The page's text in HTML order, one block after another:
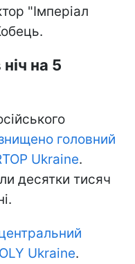
"Імперіал
на 5
головний
Ukraine.
десятки тисяч
Ukraine.